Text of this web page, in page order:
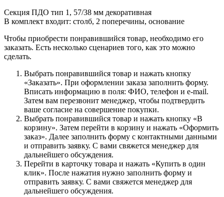
Секция ПДО тип 1, 57/38 мм декоративная
В комплект входит: столб, 2 поперечины, основание
Чтобы приобрести понравившийся товар, необходимо его
заказать. Есть несколько сценариев того, как это можно
сделать.
Выбрать понравившийся товар и нажать кнопку
«Заказать». При оформлении заказа заполнить форму.
Вписать информацию в поля: ФИО, телефон и e-mail.
Затем вам перезвонит менеджер, чтобы подтвердить
ваше согласие на совершение покупки.
Выбрать понравившийся товар и нажать кнопку «В
корзину». Затем перейти в корзину и нажать «Оформить
заказ». Далее заполнить форму с контактными данными
и отправить заявку. С вами свяжется менеджер для
дальнейшего обсуждения.
Перейти в карточку товара и нажать «Купить в один
клик». После нажатия нужно заполнить форму и
отправить заявку. С вами свяжется менеджер для
дальнейшего обсуждения.